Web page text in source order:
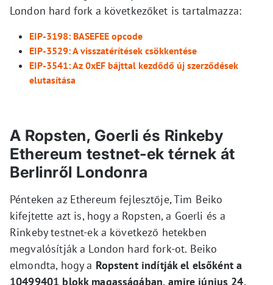
London hard fork a következőket is tartalmazza:
EIP-3198: BASEFEE opcode
EIP-3529: A visszatérítések csökkentése
EIP-3541: Az 0xEF bájttal kezdődő új szerződések
elutasítása
A Ropsten, Goerli és Rinkeby
Ethereum testnet-ek térnek át
Berlinről Londonra
Pénteken az Ethereum fejlesztője, Tim Beiko
kifejtette azt is, hogy a Ropsten, a Goerli és a
Rinkeby testnet-ek a következő hetekben
megvalósítják a London hard fork-ot. Beiko
elmondta, hogy a Ropstent indítják el elsőként a
10499401 blokk magasságában, amire június 24.